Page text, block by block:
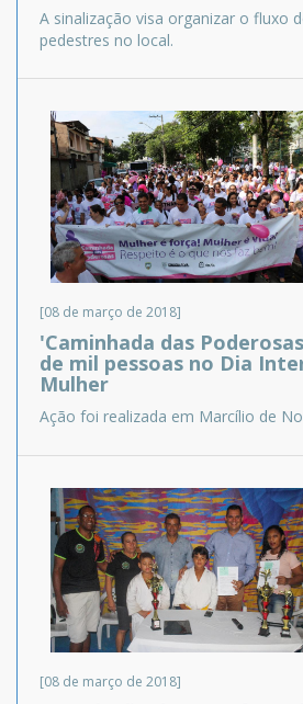
A sinalização visa organizar o fluxo
pedestres no local.
[08 de março de 2018]
'Caminhada das
de mil pessoas no Dia
Mulher
Ação foi realizada em Marcílio de
[08 de março de 2018]